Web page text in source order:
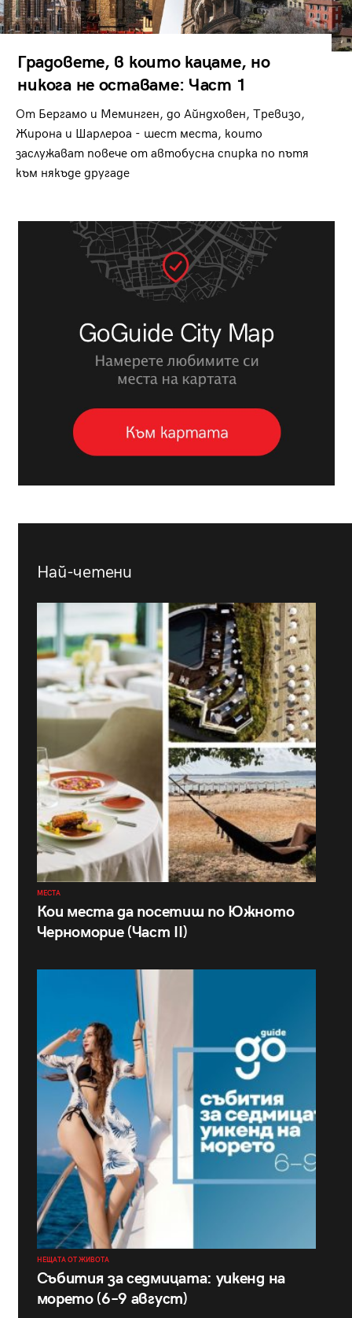
Градовете, в които кацаме, но
никога не оставаме: Част 1
От Бергамо и Меминген, до Айндховен, Тревизо,
Жирона и Шарлероа - шест места, които
заслужават повече от автобусна спирка по пътя
към някъде другаде
Най-четени
МЕСТА
Кои места да посетиш по Южното
Черноморие (Част II)
НЕЩАТА ОТ ЖИВОТА
Събития за седмицата: уикенд на
морето (6–9 август)